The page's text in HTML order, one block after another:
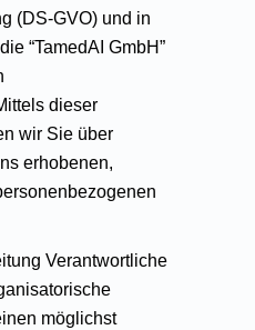
(DS-GVO) und in
“TamedAI GmbH”
dieser
wir Sie über
erhobenen,
Verantwortliche
möglichst